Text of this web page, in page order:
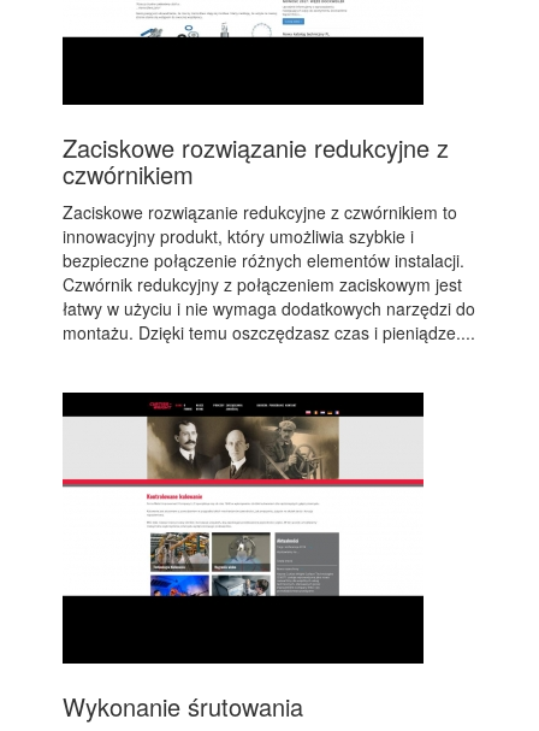
Zaciskowe rozwiązanie redukcyjne z
czwórnikiem
Zaciskowe rozwiązanie redukcyjne z czwórnikiem to
innowacyjny produkt, który umożliwia szybkie i
bezpieczne połączenie różnych elementów instalacji.
Czwórnik redukcyjny z połączeniem zaciskowym jest
łatwy w użyciu i nie wymaga dodatkowych narzędzi do
montażu. Dzięki temu oszczędzasz czas i pieniądze....
Wykonanie śrutowania